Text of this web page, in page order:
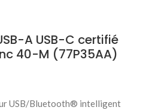
A USB-C certifié
40-M (77P35AA)
USB/Bluetooth® intelligent